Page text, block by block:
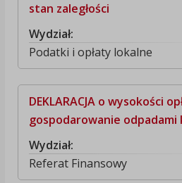
stan zaległości
Wydział:
Podatki i opłaty lokalne
DEKLARACJA o wysokości
gospodarowanie odpadami
Wydział:
Referat Finansowy